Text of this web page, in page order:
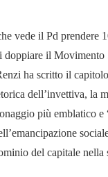
vede il Pd prendere
il Movimento
ha scritto il
dell’invettiva, la
più emblatico
del capitale nella